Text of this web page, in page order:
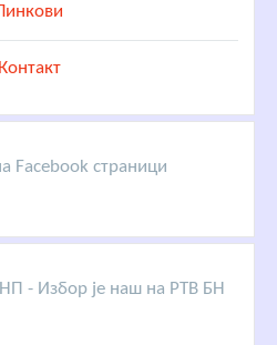
Контакт
Facebook страници
- Избор је наш на РТВ БН